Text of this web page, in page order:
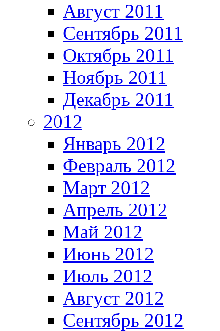
Август 2011
Сентябрь 2011
Октябрь 2011
Ноябрь 2011
Декабрь 2011
2012
Январь 2012
Февраль 2012
Март 2012
Апрель 2012
Май 2012
Июнь 2012
Июль 2012
Август 2012
Сентябрь 2012